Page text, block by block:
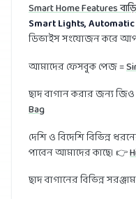
Smart Home Features
Smart Lights,
ডিভাইস সংযোজন করে
আমাদের ফেসবুক পেজ =
ছাদ বাগান করার জন্য
Bag
দেশি ও বিদেশি বিভিন্ন
পাবেন আমাদের কাছে। 👉
ছাদ বাগানের বিভিন্ন